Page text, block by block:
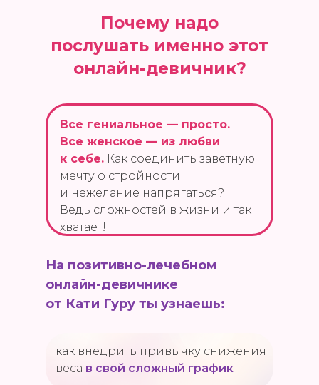
как внедрить привычку снижения
веса в свой сложный график
Почему надо
послушать именно этот
онлайн-девичник?
Все гениальное — просто.
Все женское — из любви
к себе. Как соединить заветную
мечту о стройности
и нежелание напрягаться?
Ведь сложностей в жизни и так
хватает!
На позитивно-лечебном
онлайн-девичнике
от Кати Гуру ты узнаешь: